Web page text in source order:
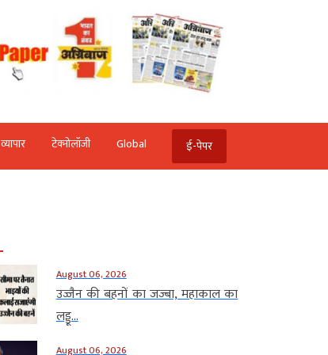
व्‍यापार टेक्‍नोलॉजी Global ई-पेपर
August 06, 2026
उज्जैन की बहनों का जज्बा, महाकाल का
लड्डू...
August 06, 2026